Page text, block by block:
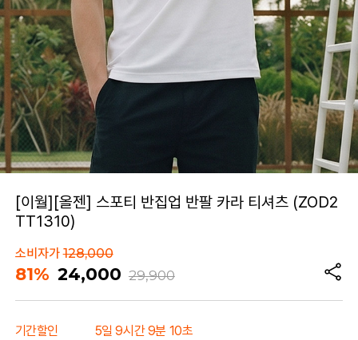
[이월][올젠] 스포티 반집업 반팔 카라 티셔츠 (ZOD2
TT1310)
소비자가128,000
81% 24,000 29,900
기간할인
5일 9시간 9분 10초